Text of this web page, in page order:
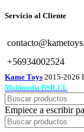
Servicio al Cliente
+56934002524
Kame Toys 2015-2026
Multimedia BSR.CL
Empiece a escribir